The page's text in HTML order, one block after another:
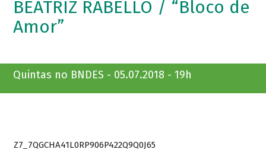
BEATRIZ RABELLO / “Bloco de
Amor”
Quintas no BNDES - 05.07.2018 - 19h
Z7_7QGCHA41L0RP906P422Q9Q0J65